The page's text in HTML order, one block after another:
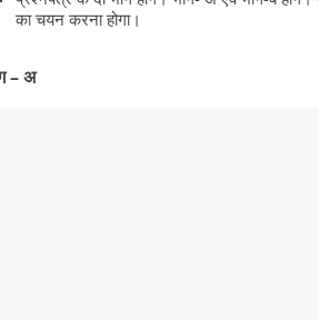
का चयन करना होगा।
– अ